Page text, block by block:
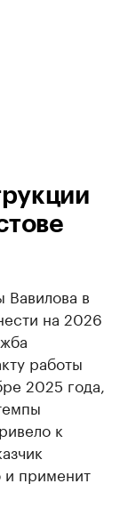
в
на 2026
работы
2025 года,
к
и применит